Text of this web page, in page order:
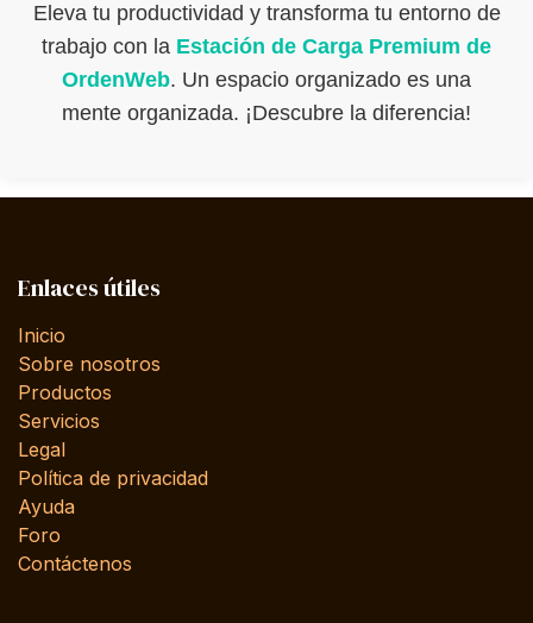
Eleva tu productividad y transforma tu entorno de
trabajo con la Estación de Carga Premium de
OrdenWeb. Un espacio organizado es una
mente organizada. ¡Descubre la diferencia!
Enlaces útiles
Inicio
Sobre nosotros
Productos
Servicios
Legal
Política de privacidad
Ayuda
Foro
Contáctenos